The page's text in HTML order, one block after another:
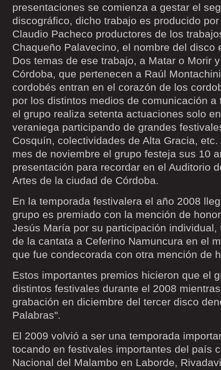
presentaciones se comienza a gestar el
discográfico, dicho trabajo es producido
Claudio Pacheco productores de los
Chaqueño Palavecino, el nombre del disco
Dos temas de ese trabajo, a Matar o Morir
Córdoba, que pertenecen a Raúl
cordobés entran en el corazón de los
por los distintos medios de comunicación
el grupo realiza setenta actuaciones solo
veraniega participando de grandes
Cosquín, colectividades de Alta Gracia,
mes de noviembre el grupo festeja sus 10
presentación para recordar en el Auditorio
Artes de la ciudad de Córdoba.
En la temporada festivalera el año 2008
grupo es premiado con la mención de
Jesús María por su participación individual,
de la cantata a Ceferino Namuncura en el
que fue condecorada con otra mención de
Estos importantes premios hicieron que el
distintos festivales durante el 2008
grabación en diciembre del tercer disco
Palabras".
El 2009 volvió a ser una temporada
tocando en festivales importantes del país
Nacional del Malambo en Laborde,